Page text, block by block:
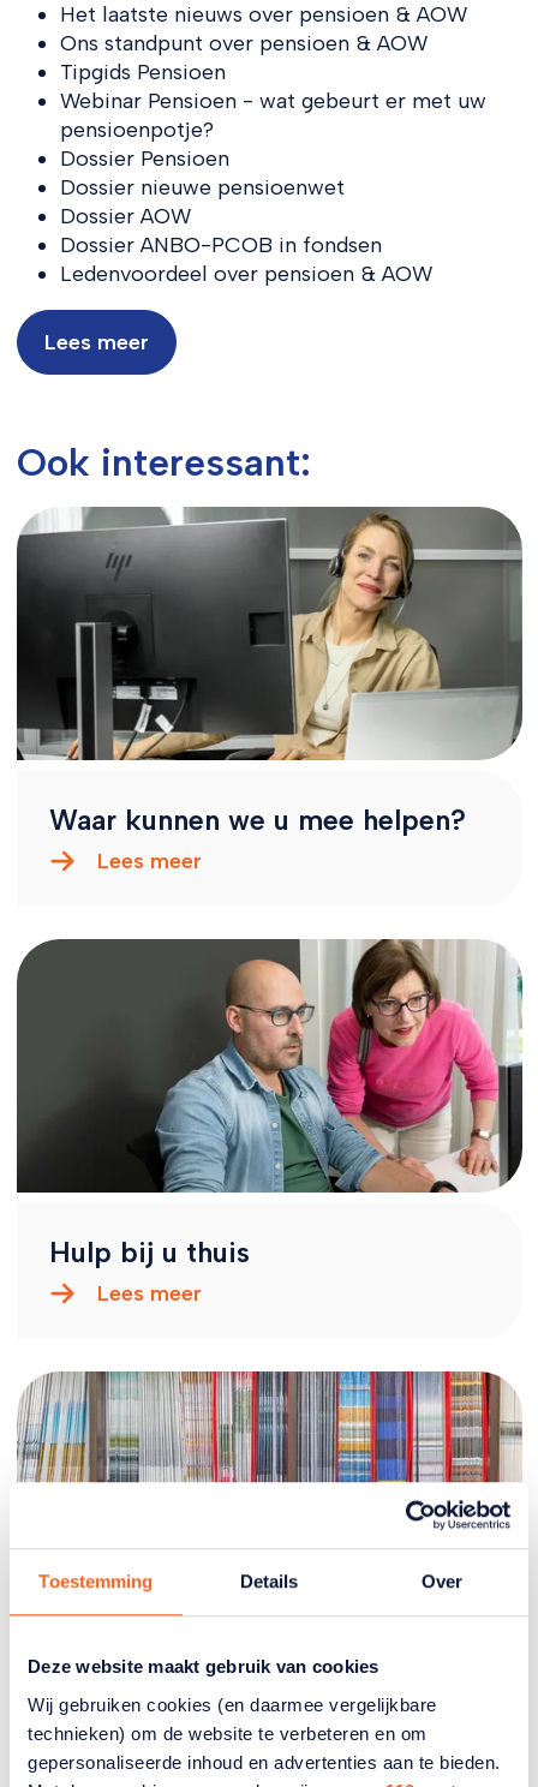
Toestemming Details Over
Deze website maakt gebruik van cookies
Wij gebruiken cookies (en daarmee vergelijkbare
technieken) om de website te verbeteren en om
gepersonaliseerde inhoud en advertenties aan te bieden.
Het laatste nieuws over pensioen & AOW
Ons standpunt over pensioen & AOW
Tipgids Pensioen
Webinar Pensioen - wat gebeurt er met uw
pensioenpotje?
Dossier Pensioen
Dossier nieuwe pensioenwet
Dossier AOW
Dossier ANBO-PCOB in fondsen
Ledenvoordeel over pensioen & AOW
Lees meer
Ook interessant:
Waar kunnen we u mee helpen?
Lees meer
Hulp bij u thuis
Lees meer
Handige downloads
Lees meer